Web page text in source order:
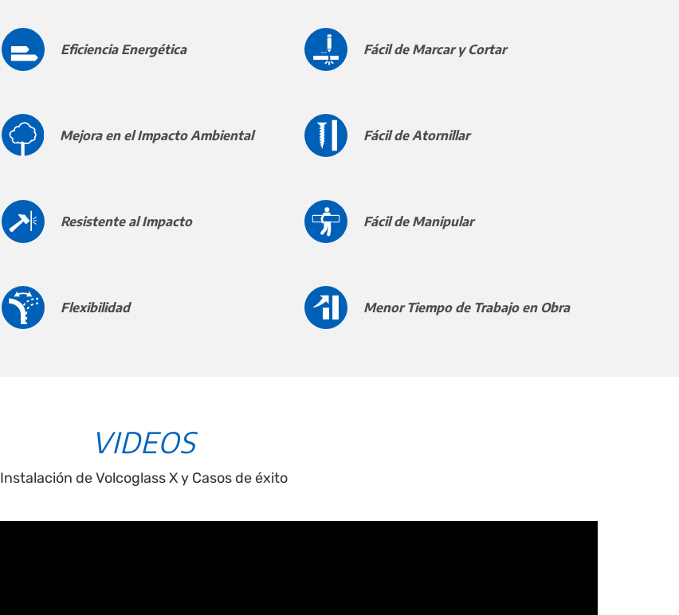
Eficiencia Energética Fácil de Marcar y Cortar
Mejora en el Impacto Ambiental Fácil de Atornillar
Resistente al Impacto Fácil de Manipular
Flexibilidad Menor Tiempo de Trabajo en Obra
VIDEOS
Instalación de Volcoglass X y Casos de éxito